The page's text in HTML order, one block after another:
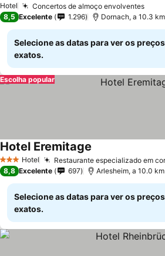
Hotel Concertos de almoço envolventes
8,5 Excelente 1.296 Dornach, a 10.3
Selecione as datas para ver os preços
exatos.
Escolha popular
3 EstrelasHotel Restaurante especializado em
Hotel Eremitage
8,8 Excelente 697 Arlesheim, a 10.0
Selecione as datas para ver os preços
exatos.